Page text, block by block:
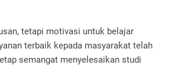
tetapi motivasi untuk belajar
terbaik kepada masyarakat telah
semangat menyelesaikan studi